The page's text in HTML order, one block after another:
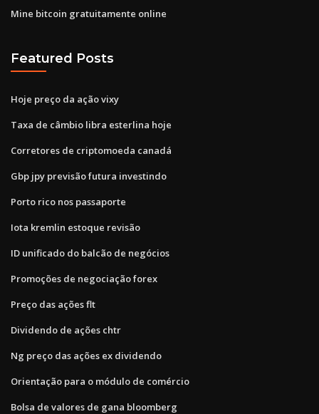
Mine bitcoin gratuitamente online
Featured Posts
Hoje preço da ação vixy
Taxa de câmbio libra esterlina hoje
Corretores de criptomoeda canadá
Gbp jpy previsão futura investindo
Porto rico nos passaporte
Iota kremlin estoque revisão
ID unificado do balcão de negócios
Promoções de negociação forex
Preço das ações flt
Dividendo de ações chtr
Ng preço das ações ex dividendo
Orientação para o módulo de comércio
Bolsa de valores de gana bloomberg